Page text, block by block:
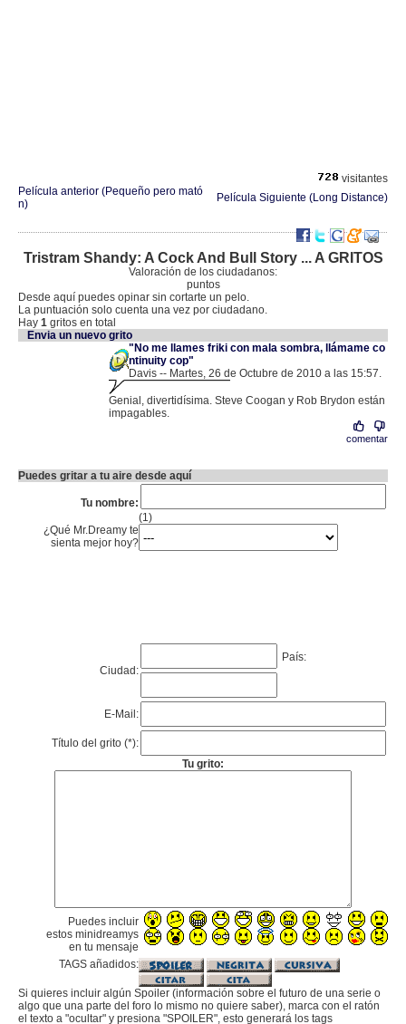
visitantes
Película anterior (Pequeño pero mató
n)
Película Siguiente (Long Distance)
Tristram Shandy: A Cock And Bull Story ... A GRITOS
Valoración de los ciudadanos:
puntos
Desde aquí puedes opinar sin cortarte un pelo.
La puntuación solo cuenta una vez por ciudadano.
Hay 1 gritos en total
Envia un nuevo grito
"No me llames friki con mala sombra, llámame co
ntinuity cop"
Davis -- Martes, 26 de Octubre de 2010 a las 15:57.
Genial, divertidísima. Steve Coogan y Rob Brydon están
impagables.
comentar
Puedes gritar a tu aire desde aquí
Tu nombre:
(1)
¿Qué Mr.Dreamy te
sienta mejor hoy?
Ciudad:
País:
E-Mail:
Título del grito (*):
Tu grito:
Puedes incluir
estos minidreamys
en tu mensaje
TAGS añadidos:
Si quieres incluir algún Spoiler (información sobre el futuro de una serie o
algo que una parte del foro lo mismo no quiere saber), marca con el ratón
el texto a "ocultar" y presiona "SPOILER", esto generará los tags